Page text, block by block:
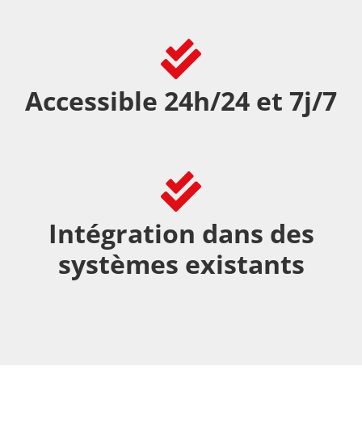
Accessible 24h/24 et 7j/7
Intégration dans des
systèmes existants